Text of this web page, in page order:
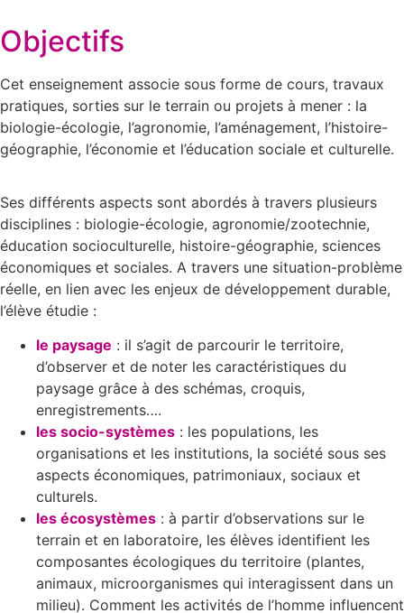
Objectifs
Cet enseignement associe sous forme de cours, travaux
pratiques, sorties sur le terrain ou projets à mener : la
biologie-écologie, l’agronomie, l’aménagement, l’histoire-
géographie, l’économie et l’éducation sociale et culturelle.
Ses différents aspects sont abordés à travers plusieurs
disciplines : biologie-écologie, agronomie/zootechnie,
éducation socioculturelle, histoire-géographie, sciences
économiques et sociales. A travers une situation-problème
réelle, en lien avec les enjeux de développement durable,
l’élève étudie :
le paysage : il s’agit de parcourir le territoire,
d’observer et de noter les caractéristiques du
paysage grâce à des schémas, croquis,
enregistrements….
les socio-systèmes : les populations, les
organisations et les institutions, la société sous ses
aspects économiques, patrimoniaux, sociaux et
culturels.
les écosystèmes : à partir d’observations sur le
terrain et en laboratoire, les élèves identifient les
composantes écologiques du territoire (plantes,
animaux, microorganismes qui interagissent dans un
milieu). Comment les activités de l’homme influencent